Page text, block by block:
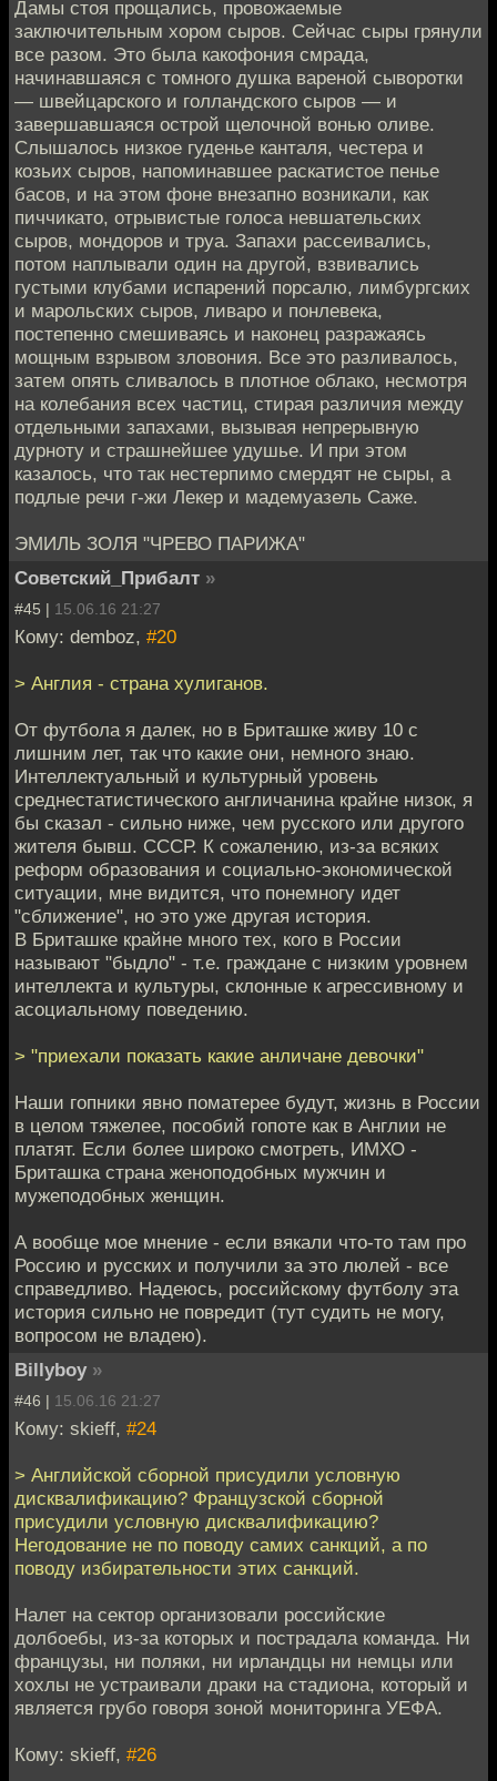
Дамы стоя прощались, провожаемые
заключительным хором сыров. Сейчас сыры грянули
все разом. Это была какофония смрада,
начинавшаяся с томного душка вареной сыворотки
— швейцарского и голландского сыров — и
завершавшаяся острой щелочной вонью оливе.
Слышалось низкое гуденье канталя, честера и
козьих сыров, напоминавшее раскатистое пенье
басов, и на этом фоне внезапно возникали, как
пиччикато, отрывистые голоса невшательских
сыров, мондоров и труа. Запахи рассеивались,
потом наплывали один на другой, взвивались
густыми клубами испарений порсалю, лимбургских
и марольских сыров, ливаро и понлевека,
постепенно смешиваясь и наконец разражаясь
мощным взрывом зловония. Все это разливалось,
затем опять сливалось в плотное облако, несмотря
на колебания всех частиц, стирая различия между
отдельными запахами, вызывая непрерывную
дурноту и страшнейшее удушье. И при этом
казалось, что так нестерпимо смердят не сыры, а
подлые речи г-жи Лекер и мадемуазель Саже.
ЭМИЛЬ ЗОЛЯ "ЧРЕВО ПАРИЖА"
Советский_Прибалт »
#45 | 15.06.16 21:27
Кому: demboz, #20
> Англия - страна хулиганов.
От футбола я далек, но в Бриташке живу 10 с
лишним лет, так что какие они, немного знаю.
Интеллектуальный и культурный уровень
среднестатистического англичанина крайне низок, я
бы сказал - сильно ниже, чем русского или другого
жителя бывш. СССР. К сожалению, из-за всяких
реформ образования и социально-экономической
ситуации, мне видится, что понемногу идет
"сближение", но это уже другая история.
В Бриташке крайне много тех, кого в России
называют "быдло" - т.е. граждане с низким уровнем
интеллекта и культуры, склонные к агрессивному и
асоциальному поведению.
> "приехали показать какие анличане девочки"
Наши гопники явно поматерее будут, жизнь в России
в целом тяжелее, пособий гопоте как в Англии не
платят. Если более широко смотреть, ИМХО -
Бриташка страна женоподобных мужчин и
мужеподобных женщин.
А вообще мое мнение - если вякали что-то там про
Россию и русских и получили за это люлей - все
справедливо. Надеюсь, российскому футболу эта
история сильно не повредит (тут судить не могу,
вопросом не владею).
Billyboy »
#46 | 15.06.16 21:27
Кому: skieff, #24
> Английской сборной присудили условную
дисквалификацию? Французской сборной
присудили условную дисквалификацию?
Негодование не по поводу самих санкций, а по
поводу избирательности этих санкций.
Налет на сектор организовали российские
долбоебы, из-за которых и пострадала команда. Ни
французы, ни поляки, ни ирландцы ни немцы или
хохлы не устраивали драки на стадиона, который и
является грубо говоря зоной мониторинга УЕФА.
Кому: skieff, #26